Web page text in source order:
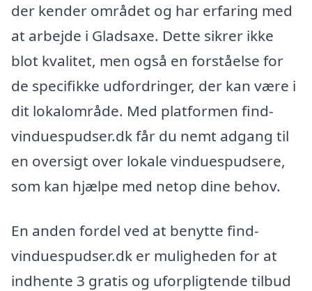
der kender området og har erfaring med
at arbejde i Gladsaxe. Dette sikrer ikke
blot kvalitet, men også en forståelse for
de specifikke udfordringer, der kan være i
dit lokalområde. Med platformen find-
vinduespudser.dk får du nemt adgang til
en oversigt over lokale vinduespudsere,
som kan hjælpe med netop dine behov.
En anden fordel ved at benytte find-
vinduespudser.dk er muligheden for at
indhente 3 gratis og uforpligtende tilbud